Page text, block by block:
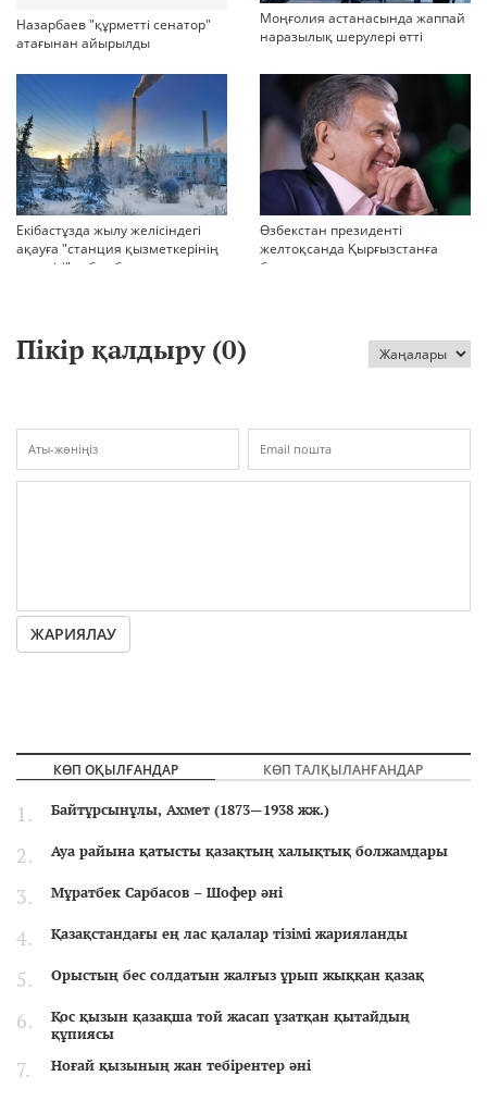
Назарбаев "құрметті сенатор"
атағынан айырылды
Моңғолия астанасында жаппай
наразылық шерулері өтті
Екібастұзда жылу желісіндегі
ақауға "станция қызметкерінің
қателігі" себеп болғаны
Өзбекстан президенті
желтоқсанда Қырғызстанға
барады
Пікір қалдыру (0)
ЖАРИЯЛАУ
КӨП ОҚЫЛҒАНДАР КӨП ТАЛҚЫЛАНҒАНДАР
Байтұрсынұлы, Ахмет (1873—1938 жж.)
Ауа райына қатысты қазақтың халықтық болжамдары
Мұратбек Сарбасов – Шофер әні
Қазақстандағы ең лас қалалар тізімі жарияланды
Орыстың бес солдатын жалғыз ұрып жыққан қазақ
Қос қызын қазақша той жасап ұзатқан қытайдың
құпиясы
Ноғай қызының жан тебірентер әні